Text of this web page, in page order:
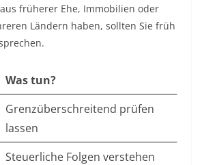
früherer Ehe, Immobilien oder
Ländern haben, sollten Sie früh
Was tun?
Grenzüberschreitend prüfen
lassen
Steuerliche Folgen verstehen